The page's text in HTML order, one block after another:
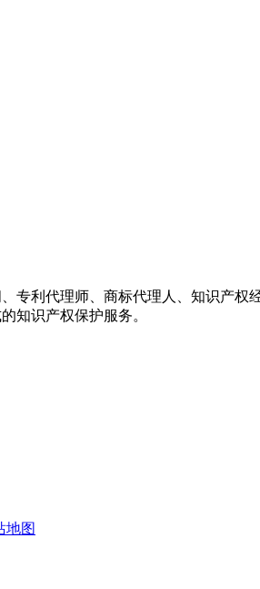
专利代理师、商标代理人、知识产
知识产权保护服务。
地图